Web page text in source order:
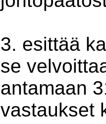
3. esittää
se
antamaan
vastaukset